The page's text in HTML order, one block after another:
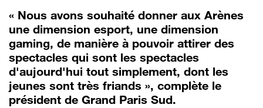
« Nous avons souhaité donner aux Arènes
une dimension esport, une dimension
gaming, de manière à pouvoir attirer des
spectacles qui sont les spectacles
d'aujourd'hui tout simplement, dont les
jeunes sont très friands », complète le
président de Grand Paris Sud.